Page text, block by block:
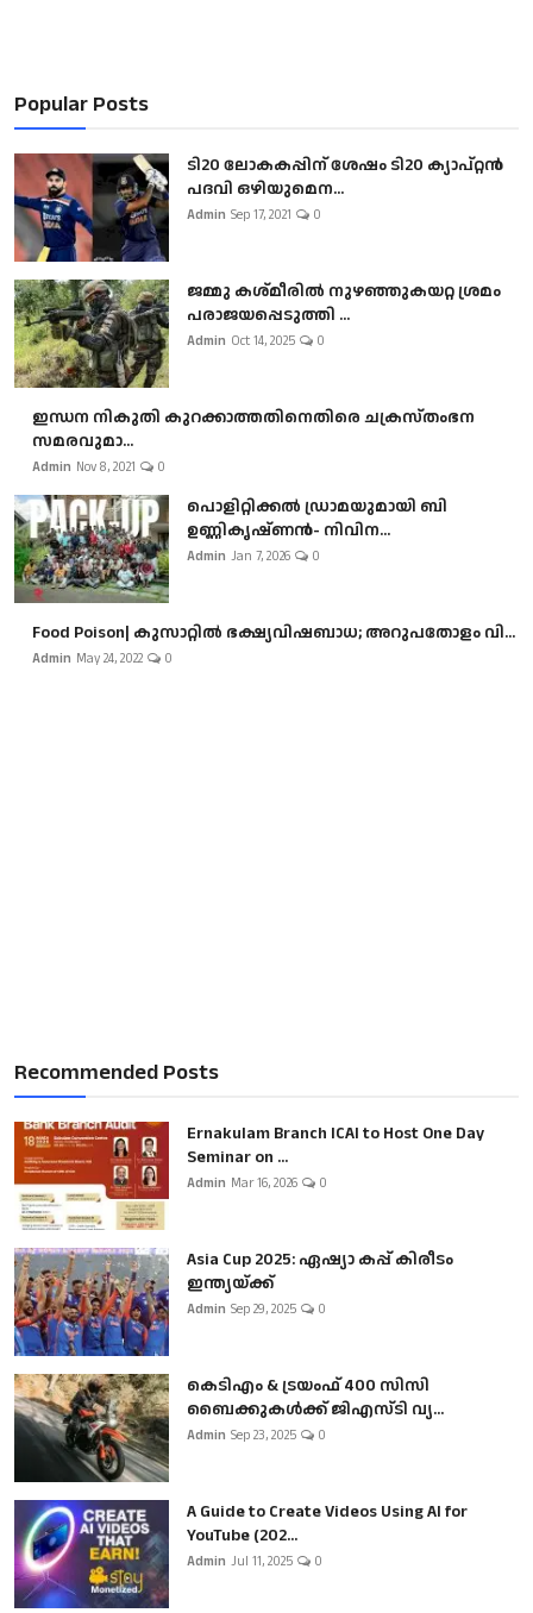
Popular Posts
ടി20 ലോകകപ്പിന് ശേഷം ടി20 ക്യാപ്റ്റൻ
പദവി ഒഴിയുമെന...
Admin Sep 17, 2021 0
ജമ്മു കശ്മീരിൽ നുഴഞ്ഞുകയറ്റ ശ്രമം
പരാജയപ്പെടുത്തി ...
Admin Oct 14, 2025 0
ഇന്ധന നികുതി കുറക്കാത്തതിനെതിരെ ചക്രസ്തംഭന
സമരവുമാ...
Admin Nov 8, 2021 0
പൊളിറ്റിക്കല്‍ ഡ്രാമയുമായി ബി
ഉണ്ണികൃഷ്ണന്‍- നിവിന...
Admin Jan 7, 2026 0
Food Poison| കുസാറ്റില്‍ ഭക്ഷ്യവിഷബാധ; അറുപതോളം വി...
Admin May 24, 2022 0
Recommended Posts
Ernakulam Branch ICAI to Host One Day
Seminar on ...
Admin Mar 16, 2026 0
Asia Cup 2025: ഏഷ്യാ കപ്പ് കിരീടം
ഇന്ത്യയ്ക്ക്
Admin Sep 29, 2025 0
കെടിഎം & ട്രയംഫ് 400 സിസി
ബൈക്കുകൾക്ക് ജിഎസ്ടി വ്യ...
Admin Sep 23, 2025 0
A Guide to Create Videos Using AI for
YouTube (202...
Admin Jul 11, 2025 0